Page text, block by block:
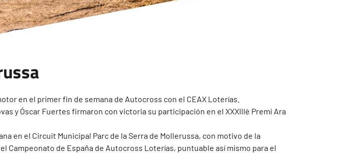
en el primer fin de semana de Autocross con el CEAX Loterías.
y Óscar Fuertes firmaron con victoria su participación en el XXXIIIè Premi Ara
en el Circuit Municipal Parc de la Serra de Mollerussa, con motivo de la
de España de Autocross Loterías, puntuable así mismo para el